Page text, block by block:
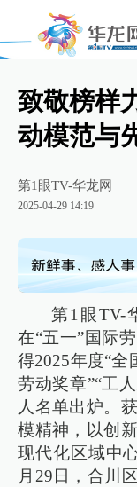
致敬榜样
动模范与
第1眼TV-华龙网
2025-04-29 14:19
第1眼TV-
在“五一”国际
得2025年度“全
劳动奖章”“工
人名单出炉。
模精神，以创
现代化区域中
月29日，合川